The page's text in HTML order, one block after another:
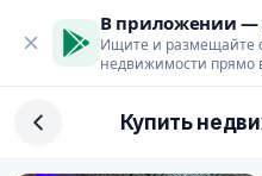
В приложении —
Ищите и размещайте
недвижимости прямо
Купить